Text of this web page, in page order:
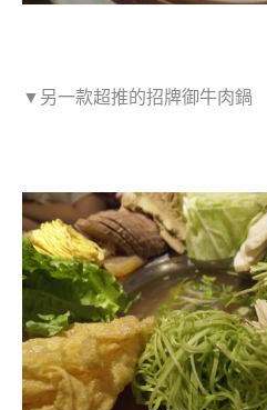
▼另一款超推的招牌御牛肉鍋